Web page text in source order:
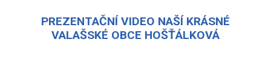
PREZENTAČNÍ VIDEO NAŠÍ KRÁSNÉ
VALAŠSKÉ OBCE HOŠŤÁLKOVÁ